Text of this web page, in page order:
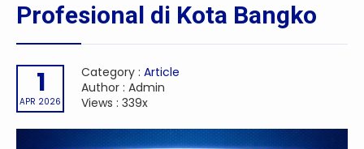
Profesional di Kota Bangko
1
APR 2026
Category : Article
Author : Admin
Views : 339x